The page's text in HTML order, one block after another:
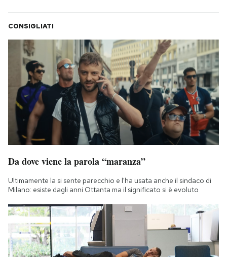
CONSIGLIATI
Da dove viene la parola “maranza”
Ultimamente la si sente parecchio e l'ha usata anche il sindaco di
Milano: esiste dagli anni Ottanta ma il significato si è evoluto